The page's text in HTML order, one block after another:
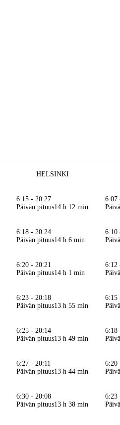
HELSINKI
6:15 - 20:27
Päivän pituus14 h 12 min
6:07
6:18 - 20:24
Päivän pituus14 h 6 min
6:10
6:20 - 20:21
Päivän pituus14 h 1 min
6:12
6:23 - 20:18
Päivän pituus13 h 55 min
6:15
6:25 - 20:14
Päivän pituus13 h 49 min
6:18
6:27 - 20:11
Päivän pituus13 h 44 min
6:20
6:30 - 20:08
Päivän pituus13 h 38 min
6:23